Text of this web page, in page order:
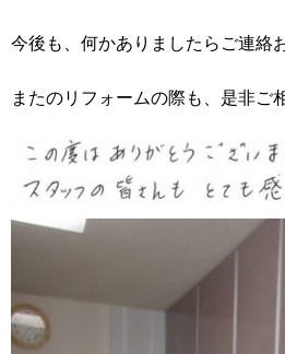
今後も、何かありましたらご連絡
またのリフォームの際も、是非ご